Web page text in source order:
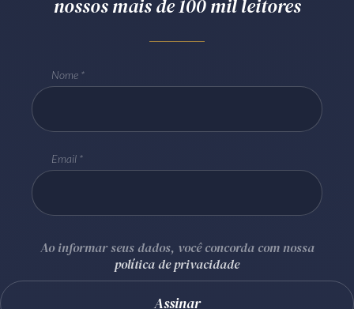
nossos mais de 100 mil leitores
Nome
Email
Ao informar seus dados, você concorda com nossa
política de privacidade